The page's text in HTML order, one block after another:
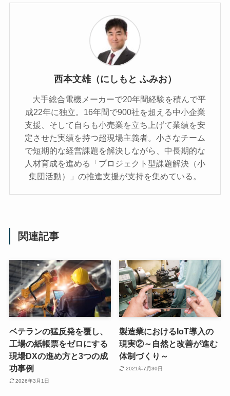
西本文雄（にしもと ふみお）
大手総合電機メーカーで20年間経験を積んで平
成22年に独立。16年間で900社を超える中小企業
支援、そして自らも小売業を立ち上げて業績を安
定させた実績を持つ超現場主義者。小さなチーム
で短期的な経営課題を解決しながら、中長期的な
人材育成を進める「プロジェクト型課題解決（小
集団活動）」の推進支援が支持を集めている。
関連記事
ベテランの猛反発を覆し、
工場の紙帳票をゼロにする
現場DXの進め方と3つの成
功事例
2026年3月1日
製造業におけるIoT導入の
現実②～自然と改善が進む
体制づくり～
2021年7月30日